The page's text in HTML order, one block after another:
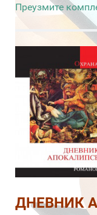
Преузмите
ДНЕВНИК